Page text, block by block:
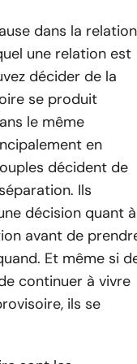
dans la
une relation est
décider de la
se produit
le même
en
décident de
Ils
décision quant à
avant de
Et même si
continuer à vivre
ils se